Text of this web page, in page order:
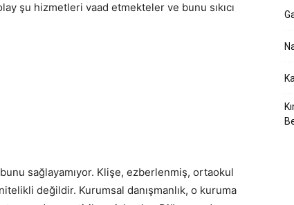
şu hizmetleri vaad etmekteler ve bunu sıkıcı
sağlayamıyor. Klişe, ezberlenmiş, ortaokul
değildir. Kurumsal danışmanlık, o kuruma